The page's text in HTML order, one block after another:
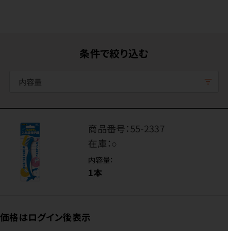
条件で絞り込む
内容量
商品番号：55-2337
在庫：○
内容量：
1本
価格はログイン後表示